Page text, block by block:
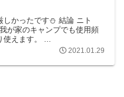
かったです⛄️ 結論 ニト
が家のキャンプでも使用頻
使えます。 ...
2021.01.29